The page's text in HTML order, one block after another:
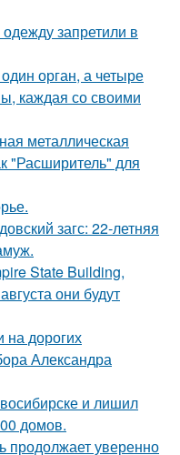
запретили в
орган, а четыре
каждая со своими
металлическая
"Расширитель" для
загс: 22-летняя
State Building,
они будут
на дорогих
Александра
и лишил
домов.
продолжает уверенно